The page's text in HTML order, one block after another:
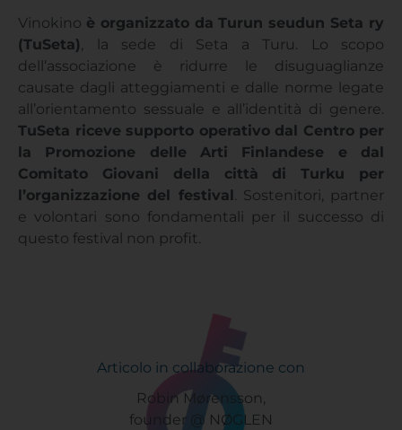
Vinokino è organizzato da Turun seudun Seta ry
(TuSeta), la sede di Seta a Turu. Lo scopo
dell’associazione è ridurre le disuguaglianze
causate dagli atteggiamenti e dalle norme legate
all’orientamento sessuale e all’identità di genere.
TuSeta riceve supporto operativo dal Centro per
la Promozione delle Arti Finlandese e dal
Comitato Giovani della città di Turku per
l’organizzazione del festival . Sostenitori, partner
e volontari sono fondamentali per il successo di
questo festival non profit.
Articolo in collaborazione con
Robin Mørensson,
founder @ NØGLEN